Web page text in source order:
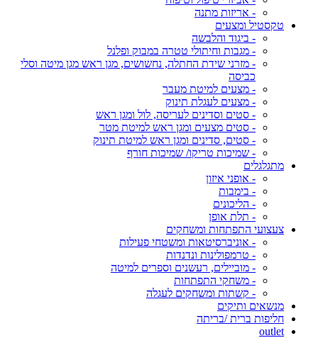
- אריזות מתנה
טקסטיל ומצעים
- ביגוד והלבשה
- מגבות וחיתולי טטרה במבוק ופלנל
- מזרני שידת החתלה, נחשושים, מגן ראש מגן מיטה וסלי
כביסה
- מצעים למיטת מעבר
- מצעים לעגלת תינוק
- סטים וסדינים לעריסה, לול ומגן ראש
- סטים מצעים ומגן ראש למיטת מטר
- סטים, סדינים ומגן ראש למיטת תינוק
- שמיכות טריקו/ שמיכות חורף
מתגלגלים
- אופני איזון
- בימבות
- הליכונים
- תלת אופן
צעצועי התפתחות ומשחקים
- אוניברסיטאות ומשטחי פעילות
- טרמפולינות ונדנדות
- מוביילים, רעשנים וספרים למיטה
- משחקי התפתחות
- קשתות ומשחקים לעגלה
מנשאים ותיקים
חליפות ברית /בריתה
outlet